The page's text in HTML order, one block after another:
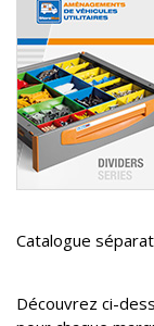
Catalogue
Découvrez ci-